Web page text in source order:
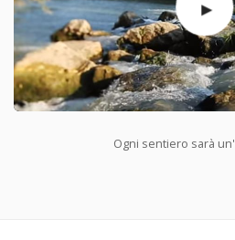
Ogni sentiero sarà un'